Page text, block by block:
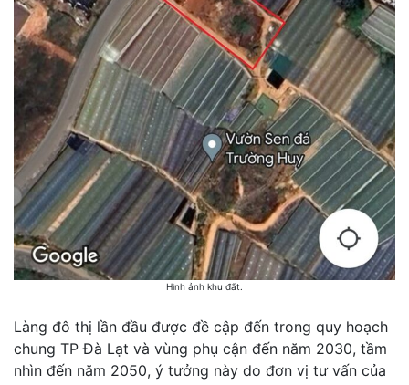
Hình ảnh khu đất.
Làng đô thị lần đầu được đề cập đến trong quy hoạch
chung TP Đà Lạt và vùng phụ cận đến năm 2030, tầm
nhìn đến năm 2050, ý tưởng này do đơn vị tư vấn của